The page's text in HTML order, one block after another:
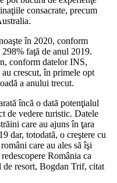
consacrate, precum
în 2020, conform
faţă de anul 2019.
conform datelor INS,
crescut, în primele opt
a anului trecut.
încă o dată potenţialul
de vedere turistic. Datele
care au ajuns în ţara
dar, totodată, o creştere cu
care au ales să îşi
România ca
de resort, Bogdan Trif, citat